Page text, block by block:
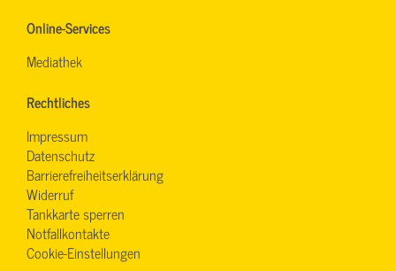
Online-Services
Mediathek
Rechtliches
Impressum
Datenschutz
Barrierefreiheitserklärung
Widerruf
Tankkarte sperren
Notfallkontakte
Cookie-Einstellungen